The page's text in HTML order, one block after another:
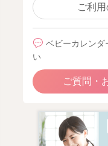
ご利
ベビーカレンダ
い
ご質問・